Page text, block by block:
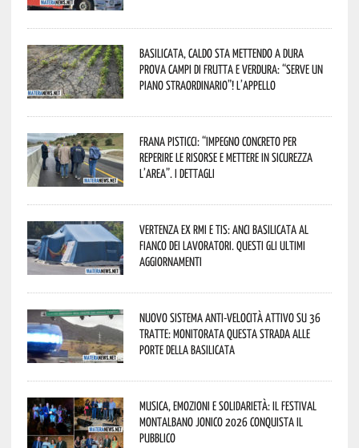
Basilicata, caldo sta mettendo a dura
prova campi di frutta e verdura: “Serve un
piano straordinario”! L’appello
Frana Pisticci: “Impegno concreto per
reperire le risorse e mettere in sicurezza
l’area”. I dettagli
Vertenza ex RMI e TIS: ANCI Basilicata al
fianco dei lavoratori. Questi gli ultimi
aggiornamenti
Nuovo sistema anti-velocità attivo su 36
tratte: monitorata questa strada alle
porte della Basilicata
Musica, emozioni e solidarietà: il Festival
Montalbano Jonico 2026 conquista il
pubblico